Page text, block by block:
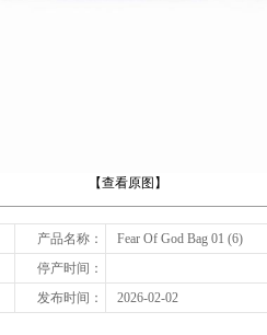
【查看原图】
产品名称：
Fear Of God Bag 01 (6)
停产时间：
发布时间：
2026-02-02